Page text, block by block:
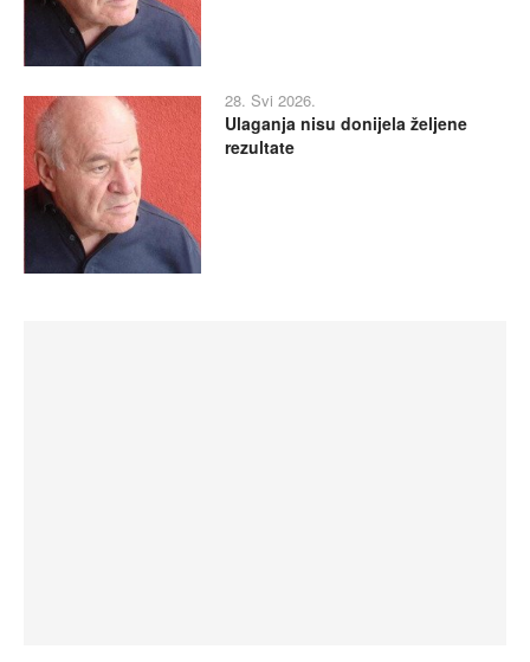
28. Svi 2026.
Ulaganja nisu donijela željene
rezultate